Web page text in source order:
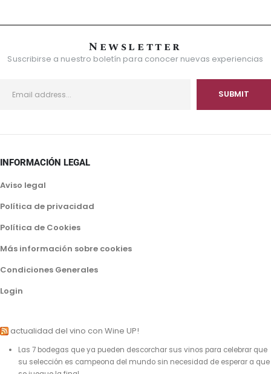
Newsletter
Suscribirse a nuestro boletín para conocer nuevas experiencias
INFORMACIÓN LEGAL
Aviso legal
Política de privacidad
Política de Cookies
Más información sobre cookies
Condiciones Generales
Login
actualidad del vino con Wine UP!
Las 7 bodegas que ya pueden descorchar sus vinos para celebrar que
su selección es campeona del mundo sin necesidad de esperar a que